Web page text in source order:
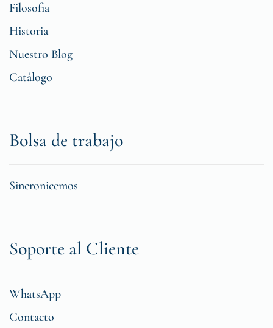
Filosofia
Historia
Nuestro Blog
Catálogo
Bolsa de trabajo
Sincronicemos
Soporte al Cliente
WhatsApp
Contacto